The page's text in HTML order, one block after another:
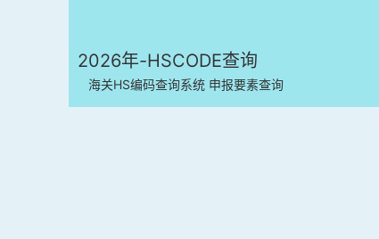
2026年-HSCODE查询
海关HS编码查询系统 申报要素查询